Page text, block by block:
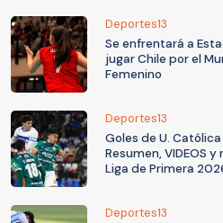
Deportes13
Se enfrentará a
jugar Chile por el
Femenino
Deportes13
Goles de U.
Resumen, VIDEOS
Liga de Primera
Deportes13